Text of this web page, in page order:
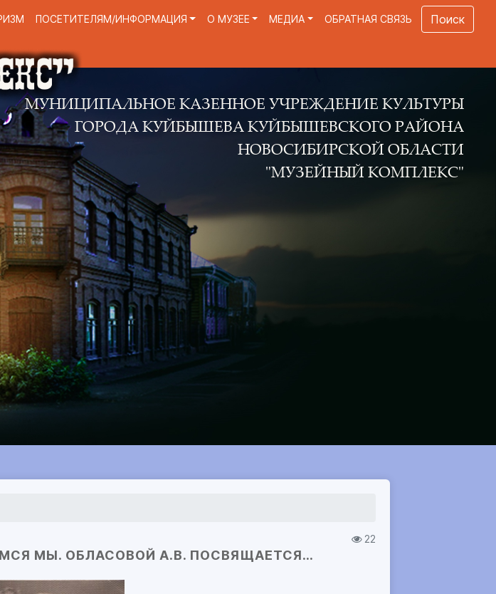
ПОСЕТИТЕЛЯМ/ИНФОРМАЦИЯ О МУЗЕЕ МЕДИА ОБРАТНАЯ СВЯЗЬ Поиск
КАЗЕННОЕ УЧРЕЖДЕНИЕ КУЛЬТУРЫ
ГОРОДА КУЙБЫШЕВА КУЙБЫШЕВСКОГО РАЙОНА
НОВОСИБИРСКОЙ ОБЛАСТИ
"МУЗЕЙНЫЙ КОМПЛЕКС"
22
МЫ. ОБЛАСОВОЙ А.В. ПОСВЯЩАЕТСЯ…